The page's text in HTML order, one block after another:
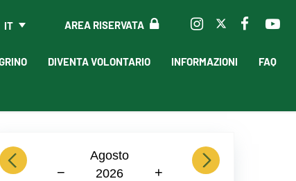
AREA RISERVATA
IT
DIVENTA VOLONTARIO INFORMAZIONI FAQ
previous
Agosto
2026
− +
next